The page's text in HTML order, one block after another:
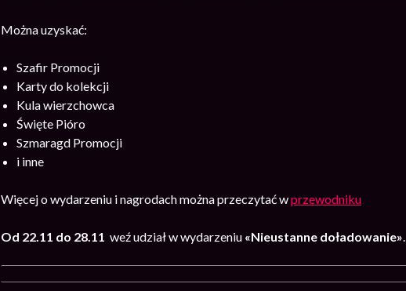
Można uzyskać:
Szafir Promocji
Karty do kolekcji
Kula wierzchowca
Święte Pióro
Szmaragd Promocji
i inne
Więcej o wydarzeniu i nagrodach można przeczytać wprzewodniku
Od 22.11 do 28.11 weź udział w wydarzeniu «Nieustanne doładowanie».